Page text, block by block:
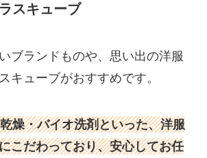
スキューブ
ブランドものや、思い出の洋服
キューブがおすすめです。
燥・バイオ洗剤といった、洋服
こだわっており、安心してお任